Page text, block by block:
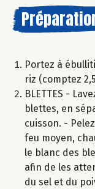
Portez à
riz (comptez
BLETTES -
blettes, en
cuisson. -
feu moyen,
le blanc des
afin de les
du sel et du